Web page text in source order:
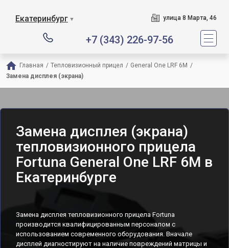
Екатеринбург ▼ улица 8 Марта, 46
+7 (343) 226-97-56
Главная / Тепловизионный прицел / General One LRF 6M /
Замена дисплея (экрана)
Замена дисплея (экрана)
тепловизионного прицела
Fortuna General One LRF 6M в
Екатеринбурге
Замена дисплея тепловизионного прицела Fortuna
производится квалифицированным персоналом с
использованием современного оборудования. Вначале
дисплей диагностируют на наличие повреждений матрицы и